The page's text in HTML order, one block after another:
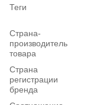
Теги
Страна-
производитель
товара
Страна
регистрации
бренда